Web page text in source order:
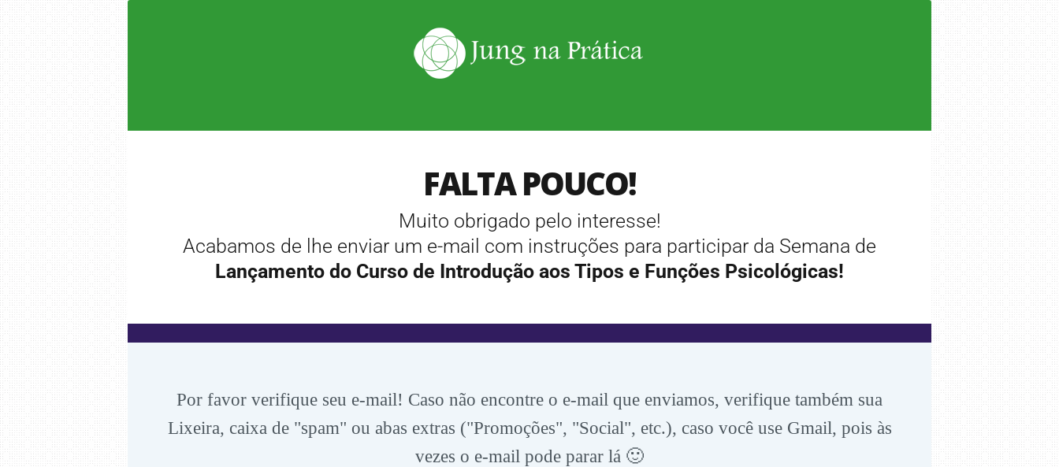
FALTA POUCO!
Muito obrigado pelo interesse!
Acabamos de lhe enviar um e-mail com instruções para participar da Semana de
Lançamento do Curso de Introdução aos Tipos e Funções Psicológicas!
Por favor verifique seu e-mail! Caso não encontre o e-mail que enviamos, verifique também sua
Lixeira, caixa de "spam" ou abas extras ("Promoções", "Social", etc.), caso você use Gmail, pois às
vezes o e-mail pode parar lá 🙂